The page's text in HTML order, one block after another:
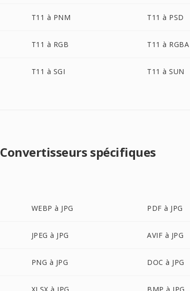
T11 à PNM T11 à PSD
T11 à RGB T11 à RGBA
T11 à SGI T11 à SUN
Convertisseurs spécifiques
WEBP à JPG PDF à JPG
JPEG à JPG AVIF à JPG
PNG à JPG DOC à JPG